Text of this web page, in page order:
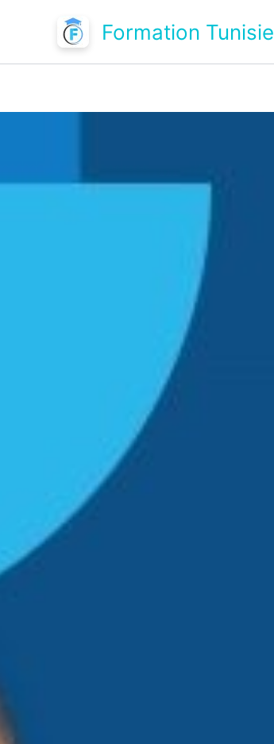
Formation Tunisie